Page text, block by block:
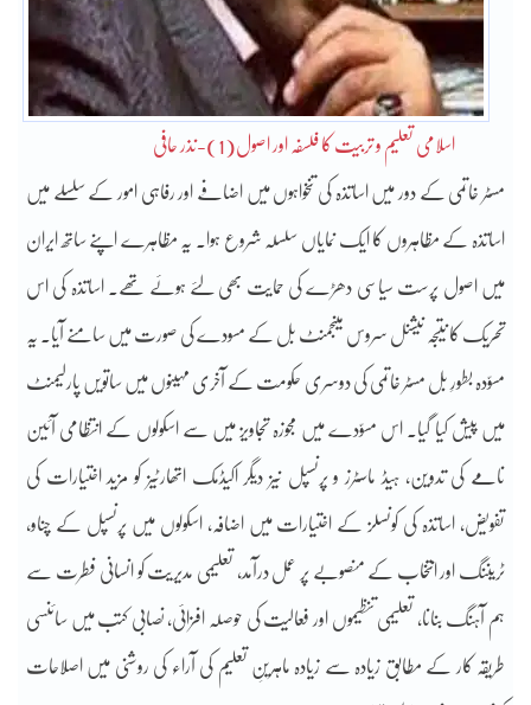
اسلامی تعلیم و تربیت کا فلسفہ اور اصول(1)-نذر حافی
مسٹر خاتمی کے دور میں اساتذہ کی تنخواہوں میں اضافے اور رفاہی امور کے سلسلے میں
اساتذہ کے مظاہروں کا ایک نمایاں سلسلہ شروع ہوا۔ یہ مظاہرے اپنے ساتھ ایران
میں اصول پرست سیاسی دھڑے کی حمایت بھی لئے ہوئے تھے۔ اساتذہ کی اس
تحریک کا نتیجہ نیشنل سروس مینجمنٹ بل کے مسودے کی صورت میں سامنے آیا۔ یہ
مسوّدہ بطورِ بل مسٹر خاتمی کی دوسری حکومت کے آخری مہینوں میں ساتویں پارلیمنٹ
میں پیش کیا گیا۔ اس مسوّدے میں مجوزہ تجاویز میں سے اسکولوں کے انتظامی آئین
نامے کی تدوین، ہیڈ ماسٹرز و پرنسپل نیز دیگر اکیڈمک اتھارٹیز کو مزید اختیارات کی
تفویض، اساتذہ کی کونسلز کے اختیارات میں اضافہ، اسکولوں میں پرنسپل کے چناو،
ٹریننگ اور انتخاب کے منصوبے پر عمل درآمد، تعلیمی مدیریت کو انسانی فطرت سے
ہم آہنگ بنانا، تعلیمی تنظیموں اور فعالیت کی حوصلہ افزائی، نصابی کتب میں سائنسی
طریقہ کار کے مطابق زیادہ سے زیادہ ماہرینِ تعلیم کی آراء کی روشنی میں اصلاحات